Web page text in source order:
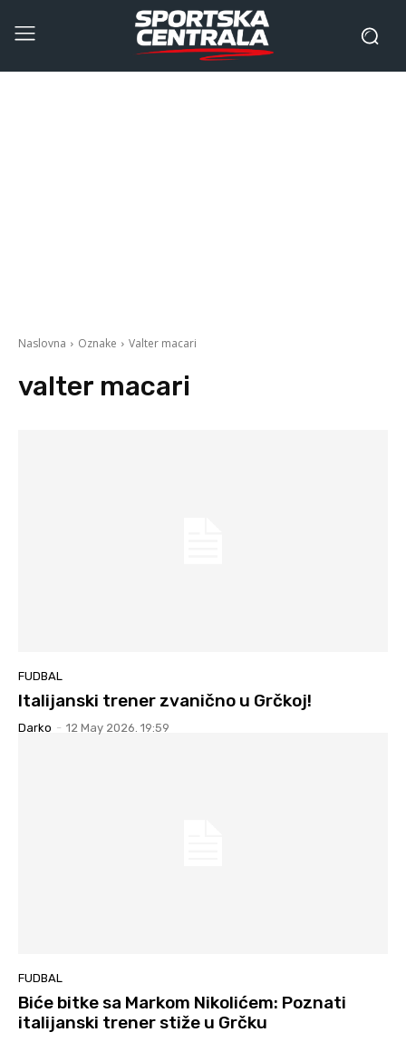
Naslovna Oznake Valter macari
valter macari
FUDBAL
Italijanski trener zvanično u Grčkoj!
Darko - 12 May 2026. 19:59
FUDBAL
Biće bitke sa Markom Nikolićem: Poznati
italijanski trener stiže u Grčku